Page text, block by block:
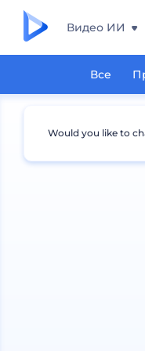
Видео ИИ
Все
Would you like to